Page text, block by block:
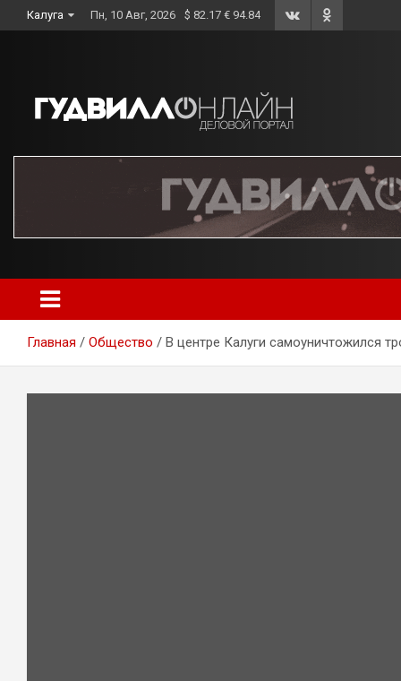
to
Калуга Пн, 10 Авг, 2026 $ 82.17 € 94.84
Главная Общество В центре Калуги самоуничтожился